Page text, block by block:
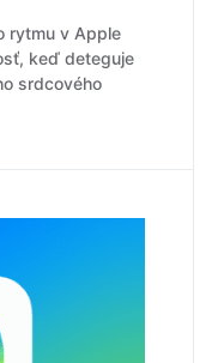
rytmu v Apple
keď deteguje
srdcového